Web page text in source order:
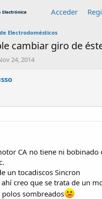
Acceder
Electrodomésticos
cambiar giro de
24, 2014
CA no tiene ni bobinado
un tocadiscos Sincron
creo que se trata de un
sombreados